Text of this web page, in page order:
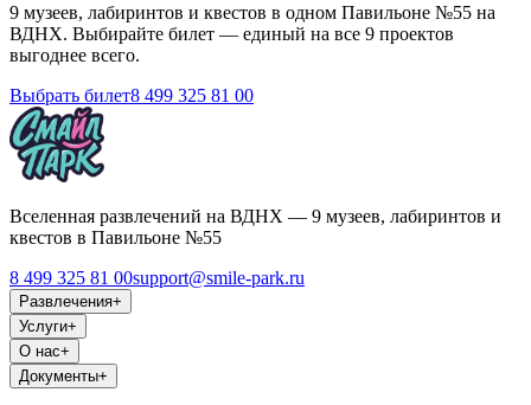
9 музеев, лабиринтов и квестов в одном Павильоне №55 на
ВДНХ. Выбирайте билет — единый на все 9 проектов
выгоднее всего.
Выбрать билет8 499 325 81 00
Вселенная развлечений на ВДНХ — 9 музеев, лабиринтов и
квестов в Павильоне №55
8 499 325 81 00support@smile-park.ru
Развлечения+
Услуги+
О нас+
Документы+